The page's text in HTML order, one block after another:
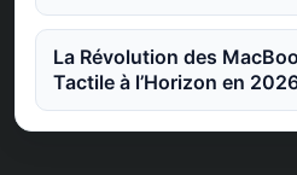
La Révolution des
Tactile à l’Horizon en